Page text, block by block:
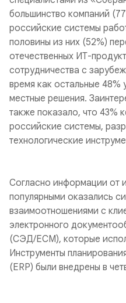
большинство компаний
российские системы
половины из них (52%)
отечественных ИТ-
сотрудничества с
время как остальные 48%
местные решения.
также показало, что 43%
российские системы,
технологические
Согласно информации от
популярными оказались
взаимоотношениями с
электронного
(СЭД/ECM), которые
Инструменты
(ERP) были внедрены в